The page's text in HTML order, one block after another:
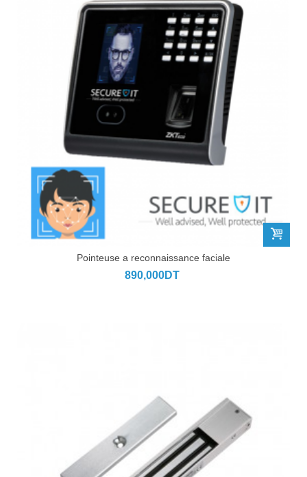
Pointeuse a reconnaissance faciale
890,000DT